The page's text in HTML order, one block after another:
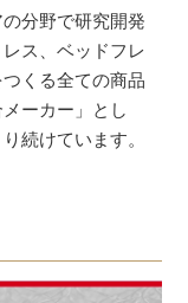
分野で研究開発
ス、ベッドフレ
くる全ての商品
ーカー」とし
続けています。